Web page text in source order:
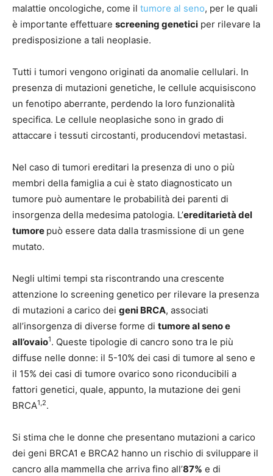
malattie oncologiche, come il tumore al seno, per le quali
è importante effettuare screening genetici per rilevare la
predisposizione a tali neoplasie.
Tutti i tumori vengono originati da anomalie cellulari. In
presenza di mutazioni genetiche, le cellule acquisiscono
un fenotipo aberrante, perdendo la loro funzionalità
specifica. Le cellule neoplasiche sono in grado di
attaccare i tessuti circostanti, producendovi metastasi.
Nel caso di tumori ereditari la presenza di uno o più
membri della famiglia a cui è stato diagnosticato un
tumore può aumentare le probabilità dei parenti di
insorgenza della medesima patologia. L’ereditarietà del
tumore può essere data dalla trasmissione di un gene
mutato.
Negli ultimi tempi sta riscontrando una crescente
attenzione lo screening genetico per rilevare la presenza
di mutazioni a carico dei geni BRCA, associati
all’insorgenza di diverse forme di tumore al seno e
all’ovaio1. Queste tipologie di cancro sono tra le più
diffuse nelle donne: il 5-10% dei casi di tumore al seno e
il 15% dei casi di tumore ovarico sono riconducibili a
fattori genetici, quale, appunto, la mutazione dei geni
BRCA1,2.
Si stima che le donne che presentano mutazioni a carico
dei geni BRCA1 e BRCA2 hanno un rischio di sviluppare il
cancro alla mammella che arriva fino all’87% e di